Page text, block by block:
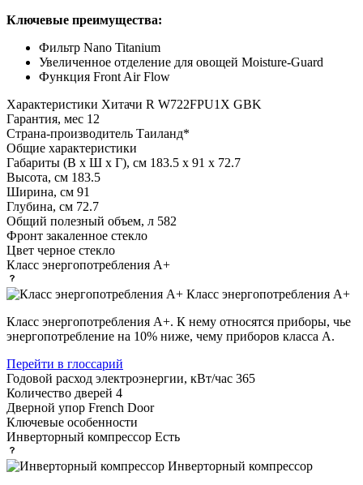
Ключевые преимущества:
Фильтр Nano Titanium
Увеличенное отделение для овощей Moisture-Guard
Функция Front Air Flow
Характеристики Хитачи R W722FPU1X GBK
Гарантия, мес 12
Страна-производитель Таиланд*
Общие характеристики
Габариты (В х Ш х Г), см 183.5 х 91 х 72.7
Высота, см 183.5
Ширина, см 91
Глубина, см 72.7
Общий полезный объем, л 582
Фронт закаленное стекло
Цвет черное стекло
Класс энергопотребления A+
Класс энергопотребления А+
Класс энергопотребления А+. К нему относятся приборы, чье
энергопотребление на 10% ниже, чему приборов класса А.
Перейти в глоссарий
Годовой расход электроэнергии, кВт/час 365
Количество дверей 4
Дверной упор French Door
Ключевые особенности
Инверторный компрессор Есть
Инверторный компрессор